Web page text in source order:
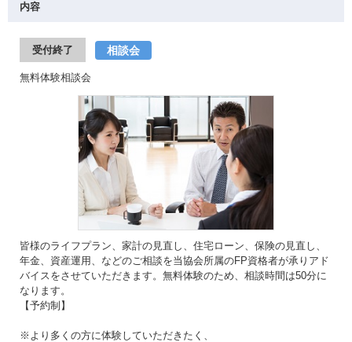
内容
受付終了 相談会
無料体験相談会
皆様のライフプラン、家計の見直し、住宅ローン、保険の見直し、
年金、資産運用、などのご相談を当協会所属のFP資格者が承りアド
バイスをさせていただきます。無料体験のため、相談時間は50分に
なります。
【予約制】
※より多くの方に体験していただきたく、